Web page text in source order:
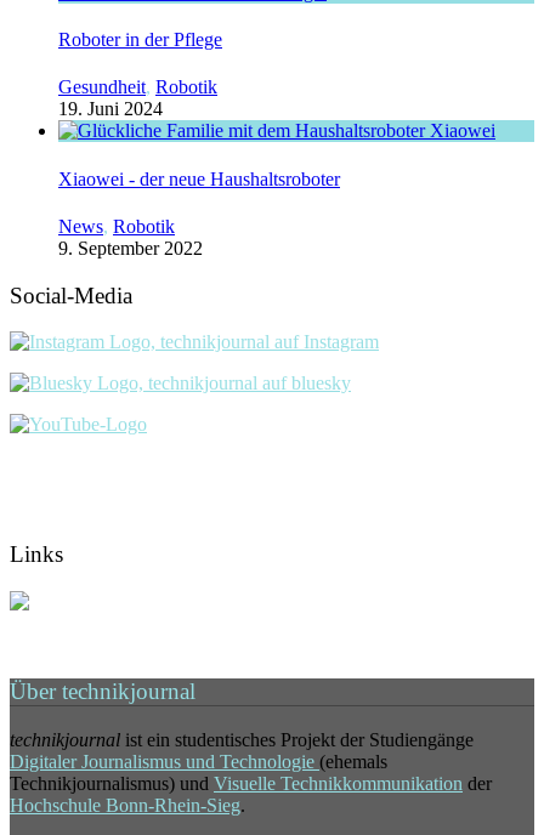
Roboter in der Pflege
Gesundheit, Robotik
19. Juni 2024
Xiaowei - der neue Haushaltsroboter
News, Robotik
9. September 2022
Social-Media
Links
Über technikjournal
technikjournal ist ein studentisches Projekt der Studiengänge
Digitaler Journalismus und Technologie (ehemals
Technikjournalismus) und Visuelle Technikkommunikation der
Hochschule Bonn-Rhein-Sieg.